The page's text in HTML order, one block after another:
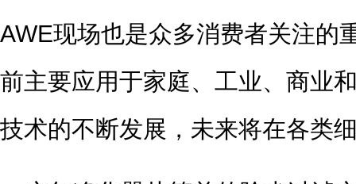
AWE现场也是众多消费者关注的
前主要应用于家庭、工业、商业
技术的不断发展，未来将在各类